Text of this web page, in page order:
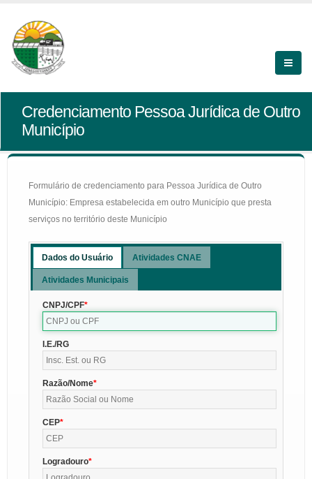
Credenciamento Pessoa Jurídica de Outro
Município
Formulário de credenciamento para Pessoa Jurídica de Outro
Município: Empresa estabelecida em outro Município que presta
serviços no território deste Município
Dados do Usuário Atividades CNAE
Atividades Municipais
CNPJ/CPF
I.E./RG
Razão/Nome
CEP
Logradouro